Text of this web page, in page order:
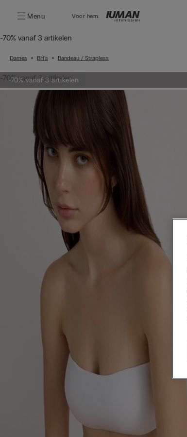
Menu Voor hem:
-70% vanaf 3 artikelen
Dames BH's Bandeau / Strapless
-70% vanaf 3 artikelen
-70% vanaf 3 artikelen